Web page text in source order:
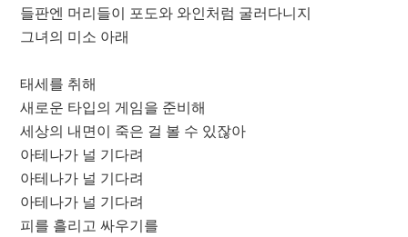
들판엔 머리들이 포도와 와인처럼 굴러다니지
그녀의 미소 아래
태세를 취해
새로운 타입의 게임을 준비해
세상의 내면이 죽은 걸 볼 수 있잖아
아테나가 널 기다려
아테나가 널 기다려
아테나가 널 기다려
피를 흘리고 싸우기를